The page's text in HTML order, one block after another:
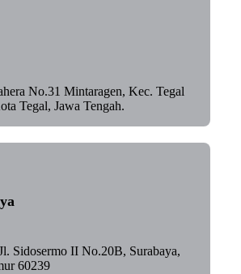
No.31 Mintaragen, Kec. Tegal
Tegal, Jawa Tengah.
Sidosermo II No.20B, Surabaya,
60239